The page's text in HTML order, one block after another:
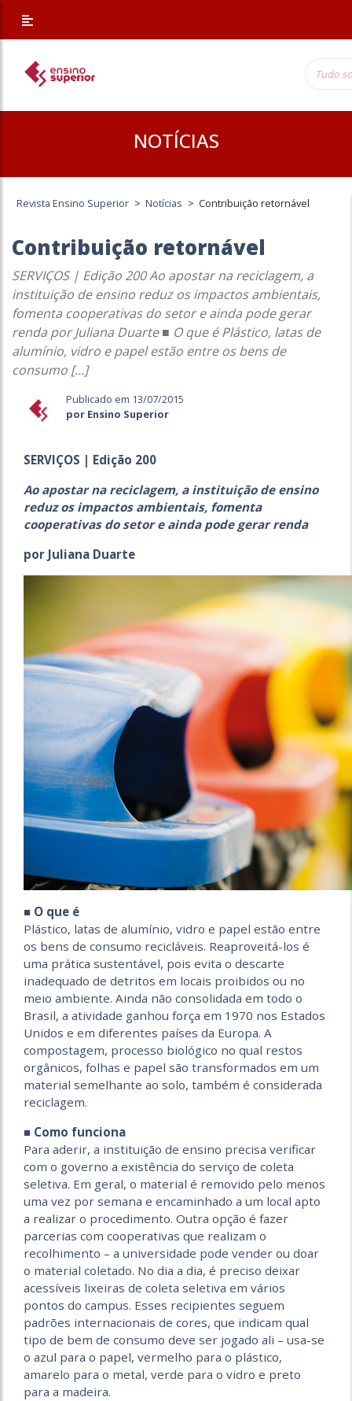
NOTÍCIAS
Revista Ensino Superior > Notícias > Contribuição retornável
Contribuição retornável
SERVIÇOS | Edição 200 Ao apostar na reciclagem, a
instituição de ensino reduz os impactos ambientais,
fomenta cooperativas do setor e ainda pode gerar
renda por Juliana Duarte ■ O que é Plástico, latas de
alumínio, vidro e papel estão entre os bens de
consumo […]
Publicado em 13/07/2015
por Ensino Superior
SERVIÇOS | Edição 200
Ao apostar na reciclagem, a instituição de ensino
reduz os impactos ambientais, fomenta
cooperativas do setor e ainda pode gerar renda
por Juliana Duarte
■ O que é
Plástico, latas de alumínio, vidro e papel estão entre
os bens de consumo recicláveis. Reaproveitá-los é
uma prática sustentável, pois evita o descarte
inadequado de detritos em locais proibidos ou no
meio ambiente. Ainda não consolidada em todo o
Brasil, a atividade ganhou força em 1970 nos Estados
Unidos e em diferentes países da Europa. A
compostagem, processo biológico no qual restos
orgânicos, folhas e papel são transformados em um
material semelhante ao solo, também é considerada
reciclagem.
■ Como funciona
Para aderir, a instituição de ensino precisa verificar
com o governo a existência do serviço de coleta
seletiva. Em geral, o material é removido pelo menos
uma vez por semana e encaminhado a um local apto
a realizar o procedimento. Outra opção é fazer
parcerias com cooperativas que realizam o
recolhimento – a universidade pode vender ou doar
o material coletado. No dia a dia, é preciso deixar
acessíveis lixeiras de coleta seletiva em vários
pontos do campus. Esses recipientes seguem
padrões internacionais de cores, que indicam qual
tipo de bem de consumo deve ser jogado ali – usa-se
o azul para o papel, vermelho para o plástico,
amarelo para o metal, verde para o vidro e preto
para a madeira.